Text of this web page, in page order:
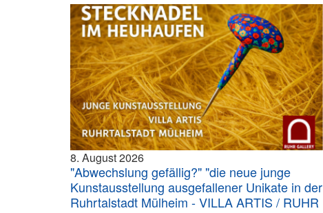
8. August 2026
"Abwechslung gefällig?" "die neue junge
Kunstausstellung ausgefallener Unikate in der
Ruhrtalstadt Mülheim - VILLA ARTIS / RUHR